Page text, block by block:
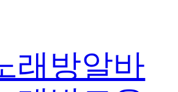
래방알바